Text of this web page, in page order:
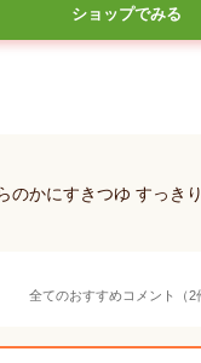
ショップでみる
のかにすきつゆ すっき
全てのおすすめコメント（2